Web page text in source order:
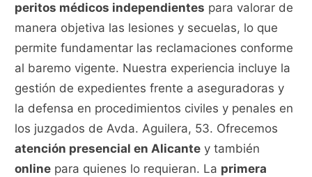
peritos médicos independientes para valorar de
manera objetiva las lesiones y secuelas, lo que
permite fundamentar las reclamaciones conforme
al baremo vigente. Nuestra experiencia incluye la
gestión de expedientes frente a aseguradoras y
la defensa en procedimientos civiles y penales en
los juzgados de Avda. Aguilera, 53. Ofrecemos
atención presencial en Alicante y también
online para quienes lo requieran. La primera